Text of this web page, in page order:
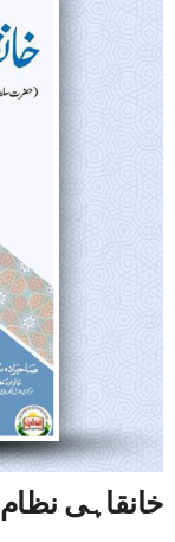
خانقاہی نظام